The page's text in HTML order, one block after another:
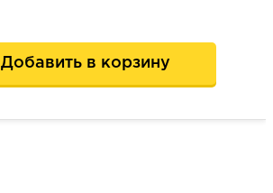
Добавить в корзину